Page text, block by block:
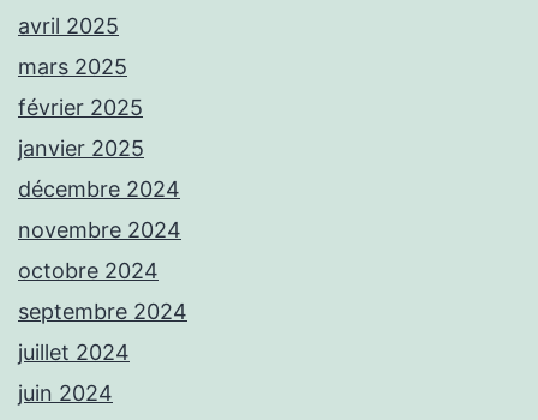
avril 2025
mars 2025
février 2025
janvier 2025
décembre 2024
novembre 2024
octobre 2024
septembre 2024
juillet 2024
juin 2024